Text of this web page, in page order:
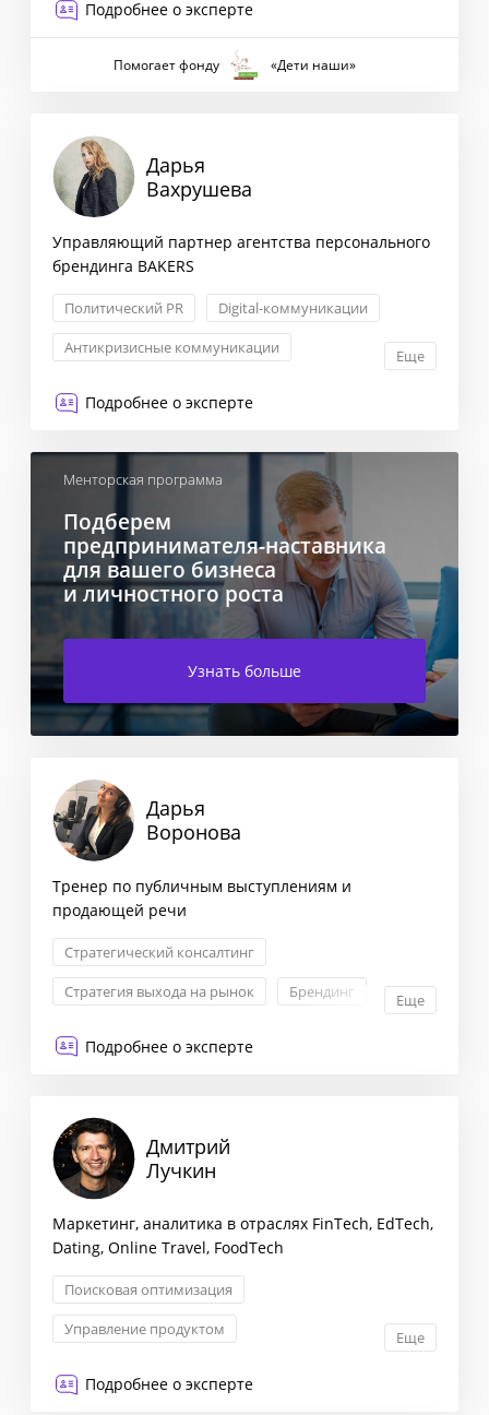
Подробнее о эксперте
Помогает фонду «Дети наши»
Дарья
Вахрушева
Управляющий партнер агентства персонального
брендинга BAKERS
Политический PR
Digital-коммуникации
Антикризисные коммуникации
Еще
Подробнее о эксперте
Менторская программа
Подберем
предпринимателя-наставника
для вашего бизнеса
и личностного роста
Узнать больше
Дарья
Воронова
Тренер по публичным выступлениям и
продающей речи
Стратегический консалтинг
Стратегия выхода на рынок
Брендинг
Еще
Подробнее о эксперте
Дмитрий
Лучкин
Маркетинг, аналитика в отраслях FinTech, EdTech,
Dating, Online Travel, FoodTech
Поисковая оптимизация
Управление продуктом
Еще
Подробнее о эксперте